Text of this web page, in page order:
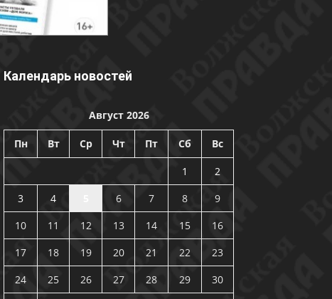
Календарь новостей
Август 2026
Пн Вт Ср Чт Пт Сб Вс
1
2
3
4 6 7 8
9
10
11 12 13 14 15
16
17
18 19 20 21 22
23
24
25 26 27 28 29
30